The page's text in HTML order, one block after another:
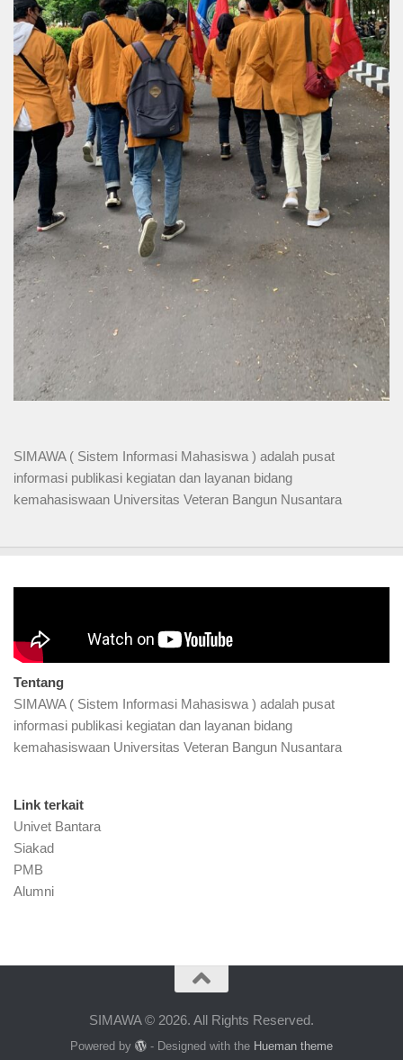
SIMAWA ( Sistem Informasi Mahasiswa ) adalah pusat
informasi publikasi kegiatan dan layanan bidang
kemahasiswaan Universitas Veteran Bangun Nusantara
Tentang
SIMAWA ( Sistem Informasi Mahasiswa ) adalah pusat
informasi publikasi kegiatan dan layanan bidang
kemahasiswaan Universitas Veteran Bangun Nusantara
Link terkait
Univet Bantara
Siakad
PMB
Alumni
SIMAWA © 2026. All Rights Reserved.
Powered by - Designed with the Hueman theme